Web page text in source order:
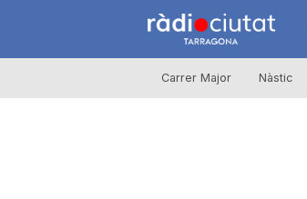
R
à
Carrer Major Nàstic